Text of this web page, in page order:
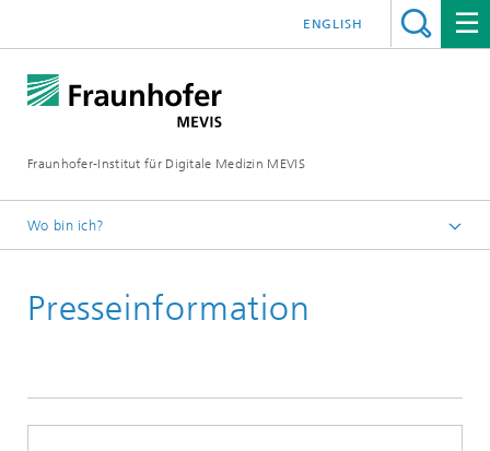
Fraunhofer-Institut für Digitale Medizin MEVIS
ENGLISH
Wo bin ich?
News & Media
Presseinformation